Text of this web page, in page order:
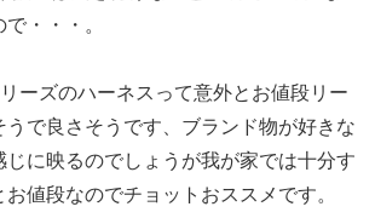
・・・。
ーズのハーネスって意外とお値段リー
うで良さそうです、ブランド物が好きな
じに映るのでしょうが我が家では十分す
値段なのでチョットおススメです。